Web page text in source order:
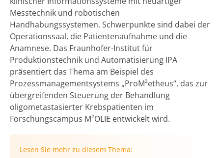
Messtechnik und robotischen
Handhabungssystemen. Schwerpunkte sind dabei der
Operationssaal, die Patientenaufnahme und die
Anamnese. Das Fraunhofer-Institut für
Produktionstechnik und Automatisierung IPA
präsentiert das Thema am Beispiel des
Prozessmanagementsystems „ProM²etheus“, das zur
übergreifenden Steuerung der Behandlung
oligometastasierter Krebspatienten im
Forschungscampus M²OLIE entwickelt wird.
Lesen Sie mehr zu diesem Thema: